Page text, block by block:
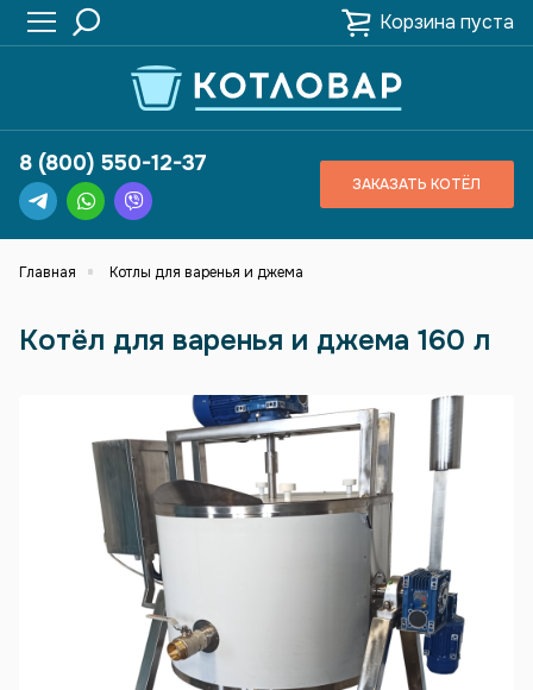
Корзина пуста
8 (800) 550-12-37
ЗАКАЗАТЬ КОТЁЛ
Главная Котлы для варенья и джема
Котёл для варенья и джема 160 л